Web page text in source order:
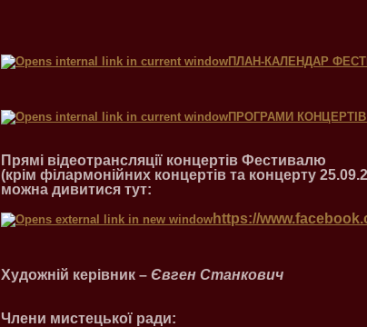
ПЛАН-КАЛЕНДАР
ПРОГРАМИ К
Прямі відеотрансляції концертів Фестивалю
(крім філармонійних концертів та концерту
можна дивитися тут:
https://
Художній керівник – Євген Станкович
Члени мистецької ради: